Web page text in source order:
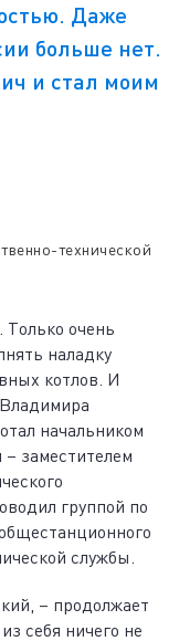
Даже
больше нет.
и стал моим
технической
Только очень
наладку
котлов. И
начальником
– заместителем
группой по
службы.
– продолжает
себя ничего не